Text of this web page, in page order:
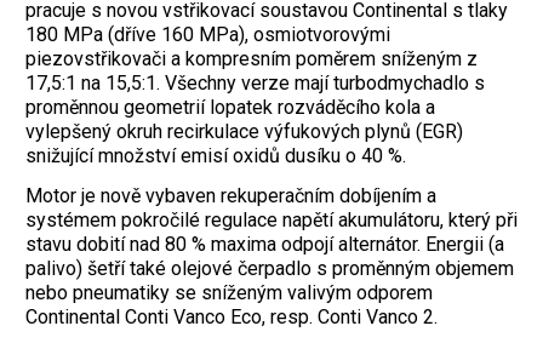
pracuje s novou vstřikovací soustavou Continental s tlaky
180 MPa (dříve 160 MPa), osmiotvorovými
piezovstřikovači a kompresním poměrem sníženým z
17,5:1 na 15,5:1. Všechny verze mají turbodmychadlo s
proměnnou geometrií lopatek rozváděcího kola a
vylepšený okruh recirkulace výfukových plynů (EGR)
snižující množství emisí oxidů dusíku o 40 %.
Motor je nově vybaven rekuperačním dobíjením a
systémem pokročilé regulace napětí akumulátoru, který při
stavu dobití nad 80 % maxima odpojí alternátor. Energii (a
palivo) šetří také olejové čerpadlo s proměnným objemem
nebo pneumatiky se sníženým valivým odporem
Continental Conti Vanco Eco, resp. Conti Vanco 2.